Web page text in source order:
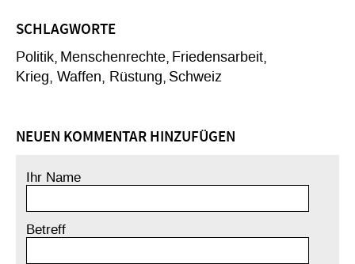
SCHLAGWORTE
Politik Menschenrechte Friedensarbeit
Krieg, Waffen, Rüstung Schweiz
NEUEN KOMMENTAR HINZUFÜGEN
Ihr Name
Betreff